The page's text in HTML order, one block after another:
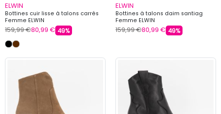
ELWIN
Bottines cuir lisse à talons carrés
Femme ELWIN
159,99 €80,99 € 49%
ELWIN
Bottines à talons daim santiag
Femme ELWIN
159,99 €80,99 € 49%